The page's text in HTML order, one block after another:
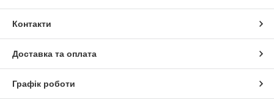
Контакти
Доставка та оплата
Графік роботи